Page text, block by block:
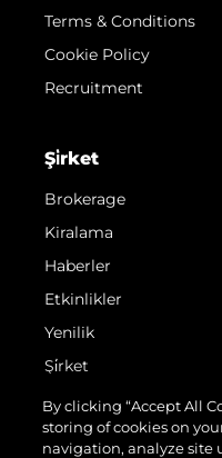
Terms & Conditions
Cookie Policy
Recruitment
Şi̇rket
Brokerage
Kiralama
Haberler
Etkinlikler
Yenilik
Şi̇rket
Ekip
Yaşam Şekli̇
By clicking “Accept All
storing of cookies on
navigation, analyze site